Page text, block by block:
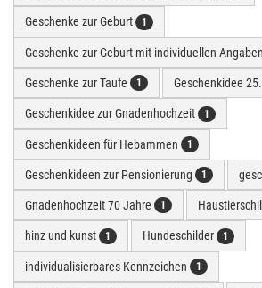
Geschenke zur Geburt 1
Geschenke zur Geburt mit individuellen Angaben
Geschenke zur Taufe 1 Geschenkidee
Geschenkidee zur Gnadenhochzeit 1
Geschenkideen für Hebammen 1
Geschenkideen zur Pensionierung 1
Gnadenhochzeit 70 Jahre 1
hinz und kunst 1 Hundeschilder 1
individualisierbares Kennzeichen 1